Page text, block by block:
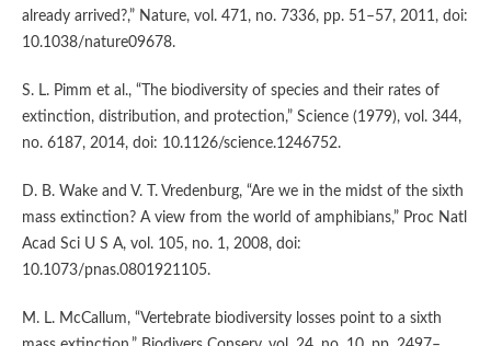
already arrived?,” Nature, vol. 471, no. 7336, pp. 51–57, 2011, doi:
10.1038/nature09678.
S. L. Pimm et al., “The biodiversity of species and their rates of
extinction, distribution, and protection,” Science (1979), vol. 344,
no. 6187, 2014, doi: 10.1126/science.1246752.
D. B. Wake and V. T. Vredenburg, “Are we in the midst of the sixth
mass extinction? A view from the world of amphibians,” Proc Natl
Acad Sci U S A, vol. 105, no. 1, 2008, doi:
10.1073/pnas.0801921105.
M. L. McCallum, “Vertebrate biodiversity losses point to a sixth